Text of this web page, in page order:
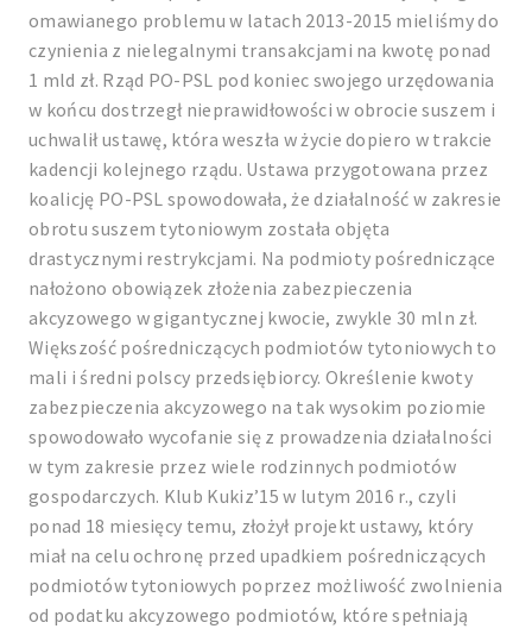
omawianego problemu w latach 2013-2015 mieliśmy do
czynienia z nielegalnymi transakcjami na kwotę ponad
1 mld zł. Rząd PO-PSL pod koniec swojego urzędowania
w końcu dostrzegł nieprawidłowości w obrocie suszem i
uchwalił ustawę, która weszła w życie dopiero w trakcie
kadencji kolejnego rządu. Ustawa przygotowana przez
koalicję PO-PSL spowodowała, że działalność w zakresie
obrotu suszem tytoniowym została objęta
drastycznymi restrykcjami. Na podmioty pośredniczące
nałożono obowiązek złożenia zabezpieczenia
akcyzowego w gigantycznej kwocie, zwykle 30 mln zł.
Większość pośredniczących podmiotów tytoniowych to
mali i średni polscy przedsiębiorcy. Określenie kwoty
zabezpieczenia akcyzowego na tak wysokim poziomie
spowodowało wycofanie się z prowadzenia działalności
w tym zakresie przez wiele rodzinnych podmiotów
gospodarczych. Klub Kukiz’15 w lutym 2016 r., czyli
ponad 18 miesięcy temu, złożył projekt ustawy, który
miał na celu ochronę przed upadkiem pośredniczących
podmiotów tytoniowych poprzez możliwość zwolnienia
od podatku akcyzowego podmiotów, które spełniają